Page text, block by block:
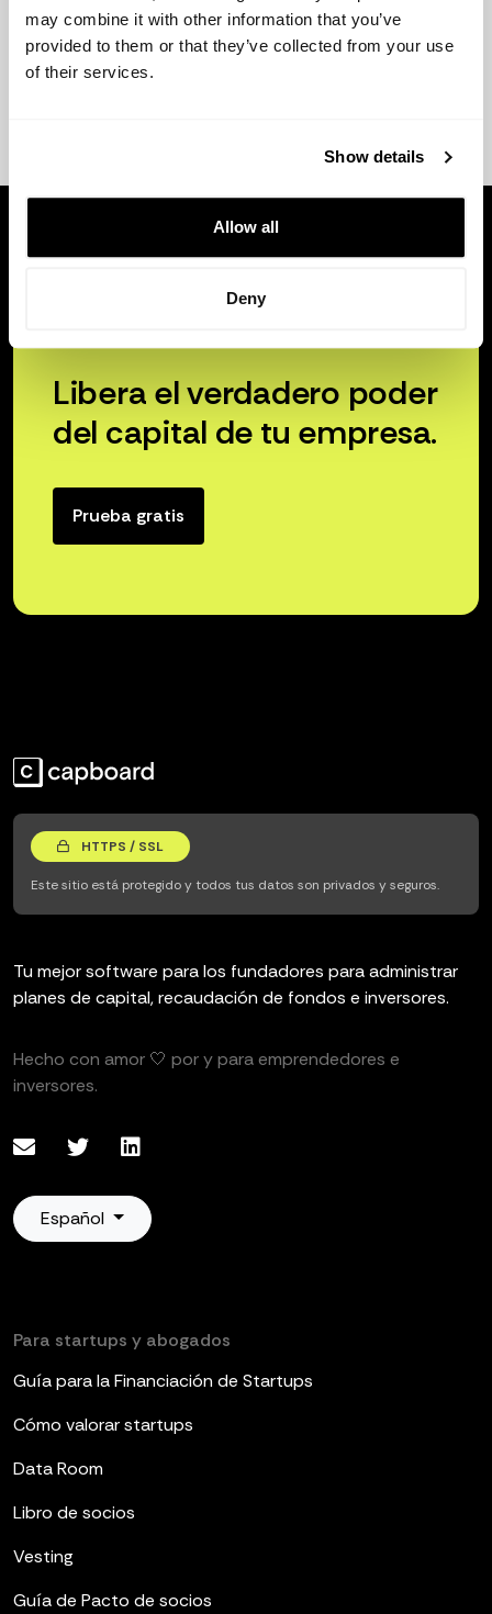
may combine it with other information that you’ve
provided to them or that they’ve collected from your use
of their services.
Show details
Allow all
Deny
Libera el verdadero poder
del capital de tu empresa.
Prueba gratis
HTTPS / SSL
Este sitio está protegido y todos tus datos son privados y seguros.
Tu mejor software para los fundadores para administrar
planes de capital, recaudación de fondos e inversores.
Hecho con amor 🤍 por y para emprendedores e
inversores.
Español
Para startups y abogados
Guía para la Financiación de Startups
Cómo valorar startups
Data Room
Libro de socios
Vesting
Guía de Pacto de socios